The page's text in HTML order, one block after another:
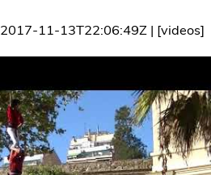
2017-11-13T22:06:49Z | [videos]